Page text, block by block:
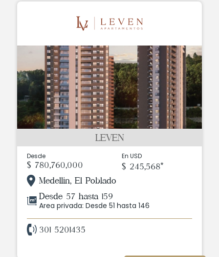
LEVEN
Desde
$ 780,760,000
En USD
$ 245,568*
Medellin, El Poblado
Desde 57 hasta 159
Area privada: Desde 51 hasta 146
301 5201435